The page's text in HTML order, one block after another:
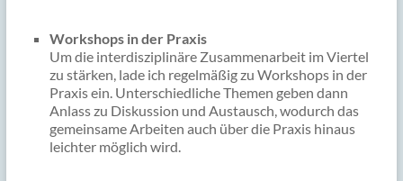
Workshops in der Praxis
Um die interdisziplinäre Zusammenarbeit im Viertel
zu stärken, lade ich regelmäßig zu Workshops in der
Praxis ein. Unterschiedliche Themen geben dann
Anlass zu Diskussion und Austausch, wodurch das
gemeinsame Arbeiten auch über die Praxis hinaus
leichter möglich wird.